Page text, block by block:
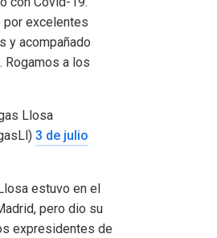
por excelentes
y acompañado
Rogamos a los
Llosa
3 de julio
estuvo en el
pero dio su
expresidentes de